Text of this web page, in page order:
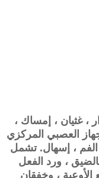
، غثيان ، إمساك ،
العصبي المركزي
، إسهال. تشمل
بالضيق ، ورد الفعل
، وخفقان